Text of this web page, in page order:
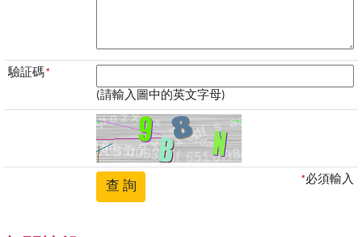
驗証碼*
(請輸入圖中的英文字母)
*必須輸入